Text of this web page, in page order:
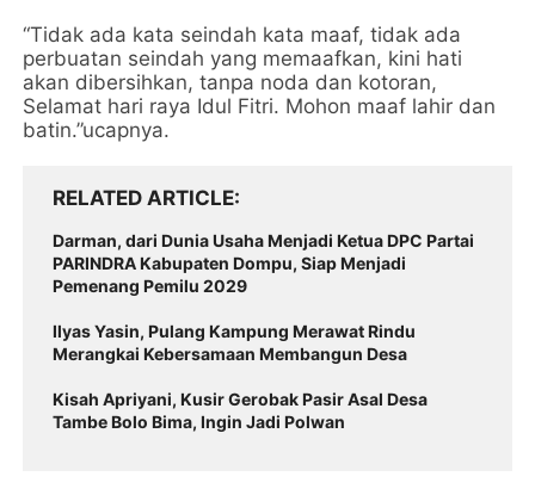
“Tidak ada kata seindah kata maaf, tidak ada
perbuatan seindah yang memaafkan, kini hati
akan dibersihkan, tanpa noda dan kotoran,
Selamat hari raya Idul Fitri. Mohon maaf lahir dan
batin.”ucapnya.
RELATED ARTICLE
Darman, dari Dunia Usaha Menjadi Ketua DPC Partai
PARINDRA Kabupaten Dompu, Siap Menjadi
Pemenang Pemilu 2029
Ilyas Yasin, Pulang Kampung Merawat Rindu
Merangkai Kebersamaan Membangun Desa
Kisah Apriyani, Kusir Gerobak Pasir Asal Desa
Tambe Bolo Bima, Ingin Jadi Polwan